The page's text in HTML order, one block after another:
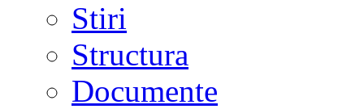
Stiri
Structura
Documente